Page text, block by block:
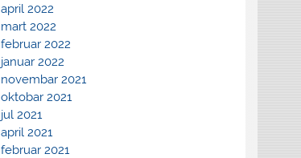
april 2022
mart 2022
februar 2022
januar 2022
novembar 2021
oktobar 2021
jul 2021
april 2021
februar 2021